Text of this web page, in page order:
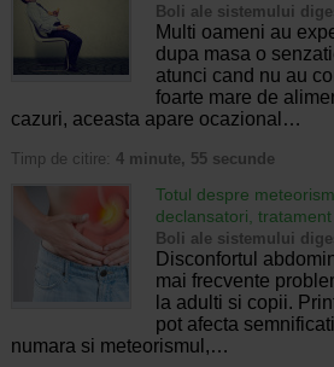
Boli ale sistemului
Multi oameni au
dupa masa o
atunci cand nu au
foarte mare de
cazuri, aceasta apare ocazional…
Timp de citire: 4 minute, 55 secunde
Totul despre
declansatori,
Boli ale sistemului
Disconfortul
mai frecvente
la adulti si copii.
pot afecta
numara si meteorismul,…